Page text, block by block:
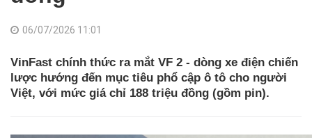
06/07/2026 11:01
VinFast chính thức ra mắt VF 2 - dòng xe điện chiến
lược hướng đến mục tiêu phổ cập ô tô cho người
Việt, với mức giá chỉ 188 triệu đồng (gồm pin).